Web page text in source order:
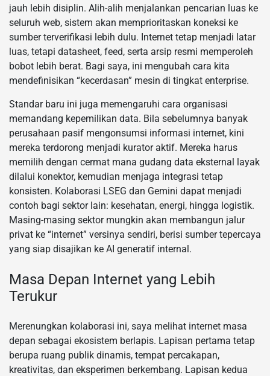
jauh lebih disiplin. Alih-alih menjalankan pencarian luas ke
seluruh web, sistem akan memprioritaskan koneksi ke
sumber terverifikasi lebih dulu. Internet tetap menjadi latar
luas, tetapi datasheet, feed, serta arsip resmi memperoleh
bobot lebih berat. Bagi saya, ini mengubah cara kita
mendefinisikan “kecerdasan” mesin di tingkat enterprise.
Standar baru ini juga memengaruhi cara organisasi
memandang kepemilikan data. Bila sebelumnya banyak
perusahaan pasif mengonsumsi informasi internet, kini
mereka terdorong menjadi kurator aktif. Mereka harus
memilih dengan cermat mana gudang data eksternal layak
dilalui konektor, kemudian menjaga integrasi tetap
konsisten. Kolaborasi LSEG dan Gemini dapat menjadi
contoh bagi sektor lain: kesehatan, energi, hingga logistik.
Masing-masing sektor mungkin akan membangun jalur
privat ke “internet” versinya sendiri, berisi sumber tepercaya
yang siap disajikan ke AI generatif internal.
Masa Depan Internet yang Lebih
Terukur
Merenungkan kolaborasi ini, saya melihat internet masa
depan sebagai ekosistem berlapis. Lapisan pertama tetap
berupa ruang publik dinamis, tempat percakapan,
kreativitas, dan eksperimen berkembang. Lapisan kedua